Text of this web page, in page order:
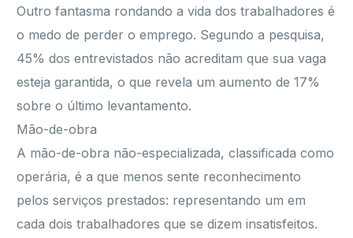
Outro fantasma rondando a vida dos trabalhadores é
o medo de perder o emprego. Segundo a pesquisa,
45% dos entrevistados não acreditam que sua vaga
esteja garantida, o que revela um aumento de 17%
sobre o último levantamento.
Mão-de-obra
A mão-de-obra não-especializada, classificada como
operária, é a que menos sente reconhecimento
pelos serviços prestados: representando um em
cada dois trabalhadores que se dizem insatisfeitos.